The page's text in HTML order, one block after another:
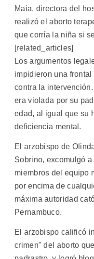
Maia, directora del
realizó el aborto
que corría la niña si
[related_articles]
Los argumentos
impidieron una
contra la
era violada por su
edad, al igual que su
deficiencia mental.
El arzobispo de
Sobrino, excomulgó
miembros del equipo
por encima de
máxima autoridad
Pernambuco.
El arzobispo calificó
crimen" del aborto